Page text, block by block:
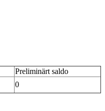
Preliminärt saldo
0